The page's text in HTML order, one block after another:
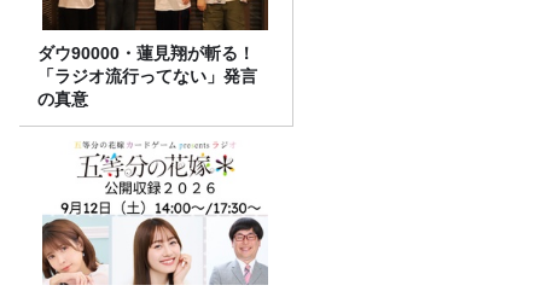
ダウ90000・蓮見翔が斬る！
「ラジオ流行ってない」発言
の真意